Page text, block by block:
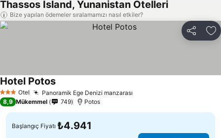
Thassos Island, Yunanistan Otelleri
Bize yapılan ödemeler sıralamamızı nasıl etkiler?
Paylaş
3 YıldızOtel Panoramik Ege Denizi manzarası
Hotel Potos
8,9 Mükemmel 749 Potos
Başlangıç Fiyatı ₺4.941